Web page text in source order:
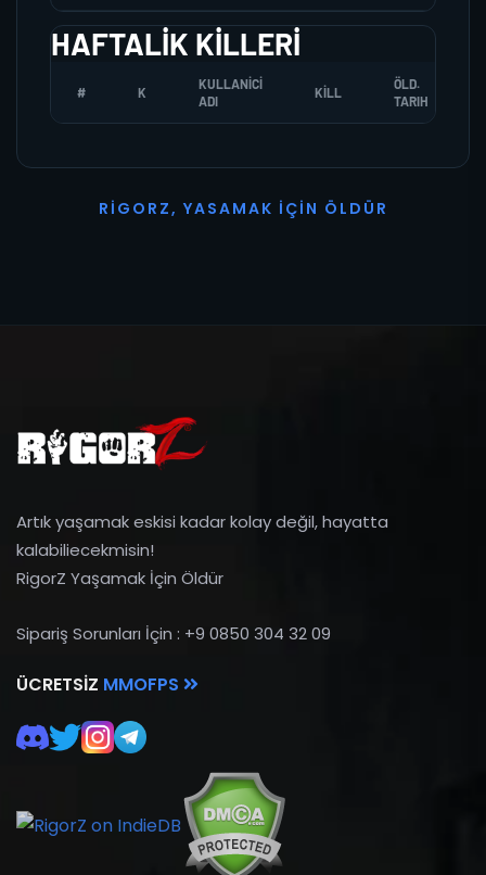
HAFTALIK KILLERI
# K
KULLANICI
ADI
KILL
ÖLD.
TARIH
R I G O R Z, YASAMAK İ ÇI N Ö L D Ü R
Artık yaşamak eskisi kadar kolay değil, hayatta
kalabiliecekmisin!
RigorZ Yaşamak İçin Öldür
Sipariş Sorunları İçin : +9 0850 304 32 09
ÜCRETSIZ MMOFPS